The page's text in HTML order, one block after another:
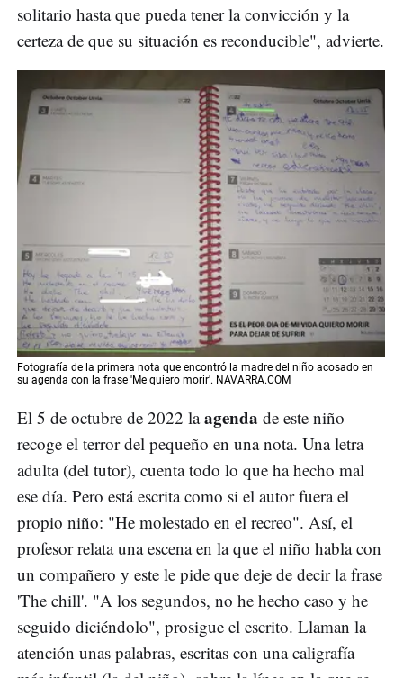
solitario hasta que pueda tener la convicción y la
certeza de que su situación es reconducible", advierte.
Fotografía de la primera nota que encontró la madre del niño acosado en
su agenda con la frase 'Me quiero morir'. NAVARRA.COM
El 5 de octubre de 2022 laagenda de este niño
recoge el terror del pequeño en una nota. Una letra
adulta (del tutor), cuenta todo lo que ha hecho mal
ese día. Pero está escrita como si el autor fuera el
propio niño: "He molestado en el recreo". Así, el
profesor relata una escena en la que el niño habla con
un compañero y este le pide que deje de decir la frase
'The chill'. "A los segundos, no he hecho caso y he
seguido diciéndolo", prosigue el escrito. Llaman la
atención unas palabras, escritas con una caligrafía